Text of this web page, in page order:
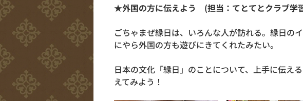
★外国の方に伝えよう (担当：てとてとクラブ学
ごちゃまぜ縁日は、いろんな人が訪れる。縁日の
にやら外国の方も遊びにきてくれたみたい。
日本の文化「縁日」のことについて、上手に伝え
えてみよう！